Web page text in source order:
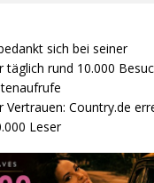
Vertrauen: Country.de
Leser